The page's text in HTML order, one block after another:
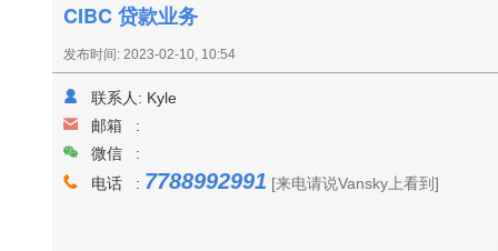
CIBC 贷款业务
发布时间: 2023-02-10, 10:54
联系人: Kyle
邮箱 :
微信 :
电话 : 7788992991 [来电请说Vansky上看到]